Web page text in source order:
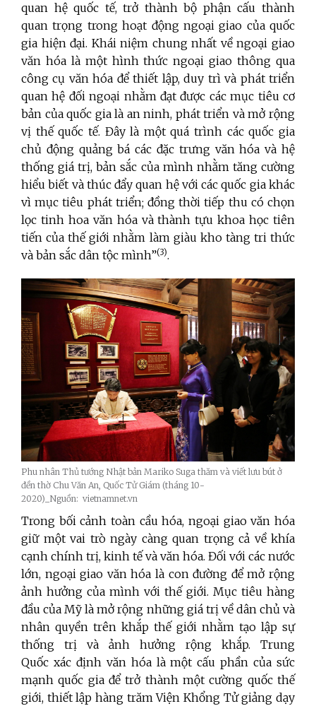
quan hệ quốc tế, trở thành bộ phận cấu thành
quan trọng trong hoạt động ngoại giao của quốc
gia hiện đại. Khái niệm chung nhất về ngoại giao
văn hóa là một hình thức ngoại giao thông qua
công cụ văn hóa để thiết lập, duy trì và phát triển
quan hệ đối ngoại nhằm đạt được các mục tiêu cơ
bản của quốc gia là an ninh, phát triển và mở rộng
vị thế quốc tế. Đây là một quá trình các quốc gia
chủ động quảng bá các đặc trưng văn hóa và hệ
thống giá trị, bản sắc của mình nhằm tăng cường
hiểu biết và thúc đẩy quan hệ với các quốc gia khác
vì mục tiêu phát triển; đồng thời tiếp thu có chọn
lọc tinh hoa văn hóa và thành tựu khoa học tiên
tiến của thế giới nhằm làm giàu kho tàng tri thức
và bản sắc dân tộc mình”(3).
Phu nhân Thủ tướng Nhật bản Mariko Suga thăm và viết lưu bút ở
đền thờ Chu Văn An, Quốc Tử Giám (tháng 10-
2020)_Nguồn: vietnamnet.vn
Trong bối cảnh toàn cầu hóa, ngoại giao văn hóa
giữ một vai trò ngày càng quan trọng cả về khía
cạnh chính trị, kinh tế và văn hóa. Đối với các nước
lớn, ngoại giao văn hóa là con đường để mở rộng
ảnh hưởng của mình với thế giới. Mục tiêu hàng
đầu của Mỹ là mở rộng những giá trị về dân chủ và
nhân quyền trên khắp thế giới nhằm tạo lập sự
thống trị và ảnh hưởng rộng khắp. Trung
Quốc xác định văn hóa là một cấu phần của sức
mạnh quốc gia để trở thành một cường quốc thế
giới, thiết lập hàng trăm Viện Khổng Tử giảng dạy